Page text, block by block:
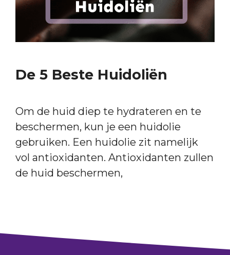
De 5 Beste Huidoliën
Om de huid diep te hydrateren en te
beschermen, kun je een huidolie
gebruiken. Een huidolie zit namelijk
vol antioxidanten. Antioxidanten zullen
de huid beschermen,